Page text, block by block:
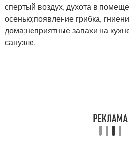
спертый воздух, духота в
осенью;появление грибка,
дома;неприятные запахи на
санузле.